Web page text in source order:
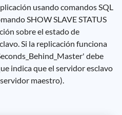
usando comandos SQL
SHOW SLAVE STATUS
sobre el estado de
Si la replicación funciona
debe
indica que el servidor esclavo
maestro).